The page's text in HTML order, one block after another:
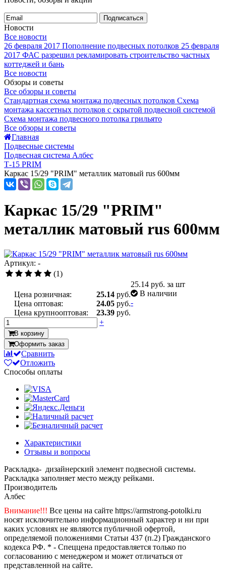
Подписаться
Новости
Все новости
26 февраля 2017 Пополнение подвесных потолков 25 февраля
2017 ФАС разрешил рекламировать строительство частных
коттеджей и бань
Все новости
Обзоры и советы
Все обзоры и советы
Стандартная схема монтажа подвесных потолков Схема
монтажа кассетных потолков с скрытой подвесной системой
Схема монтажа подвесного потолка грильято
Все обзоры и советы
Главная
Подвесные системы
Подвесная система Албес
Т-15 PRIM
Каркас 15/29 "PRIM" металлик матовый rus 600мм
Каркас 15/29 "PRIM"
металлик матовый rus 600мм
Артикул: -
(1)
Цена розничная: 25.14 руб.
Цена оптовая:
24.05 руб.
Цена крупнооптовая:
23.39 руб.
25.14 руб. за шт
В наличии
-
+
В корзину
Оформить заказ
Сравнить
Отложить
Способы оплаты
Характеристики
Отзывы и вопросы
Раскладка- дизайнерский элемент подвесной системы.
Раскладка заполняет место между рейками.
Производитель
Албес
Внимание!!! Все цены на сайте https://armstrong-potolki.ru
носят исключительно информационный характер и ни при
каких условиях не являются публичной офертой,
определяемой положениями Статьи 437 (п.2) Гражданского
кодекса РФ. * - Спеццена предоставляется только по
согласованию с менеджером и может отличаться от
представленной на сайте.